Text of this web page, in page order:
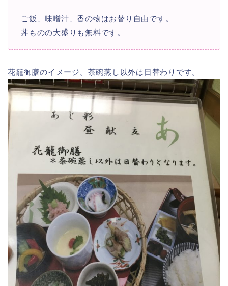
ご飯、味噌汁、香の物はお替り自由です。
丼ものの大盛りも無料です。
花籠御膳のイメージ。茶碗蒸し以外は日替わりです。